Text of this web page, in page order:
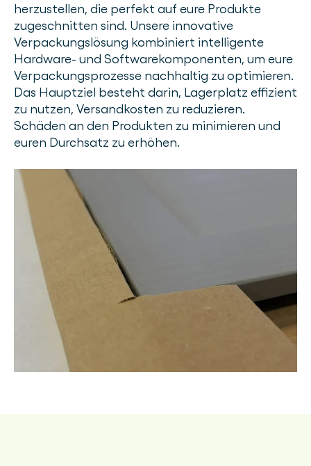
herzustellen, die perfekt auf eure Produkte
zugeschnitten sind. Unsere innovative
Verpackungslösung kombiniert intelligente
Hardware- und Softwarekomponenten, um eure
Verpackungsprozesse nachhaltig zu optimieren.
Das Hauptziel besteht darin, Lagerplatz effizient
zu nutzen, Versandkosten zu reduzieren.
Schäden an den Produkten zu minimieren und
euren Durchsatz zu erhöhen.